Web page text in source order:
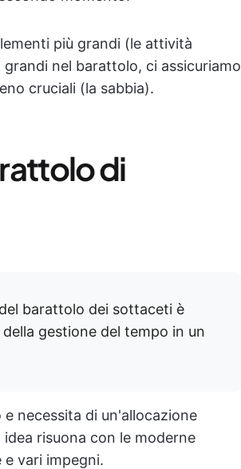
più grandi (le attività
nel barattolo, ci assicuriamo
cruciali (la sabbia).
di
barattolo dei sottaceti è
gestione del tempo in un
necessita di un'allocazione
risuona con le moderne
vari impegni.